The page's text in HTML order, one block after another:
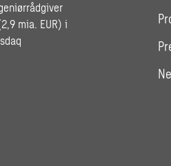
mia. EUR) i